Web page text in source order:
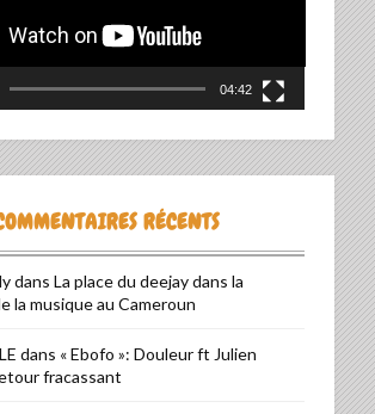
04:42
RÉCENTS
dans La place du deejay dans la
la musique au Cameroun
dans « Ebofo »: Douleur ft Julien
fracassant